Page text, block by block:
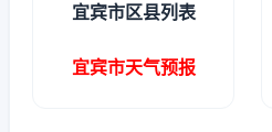
宜宾市区县列表
宜宾市天气预报